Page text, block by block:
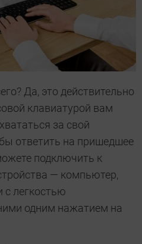
Да, это действительно
клавиатурой вам
за свой
ответить на пришедшее
подключить к
— компьютер,
легкостью
одним нажатием на